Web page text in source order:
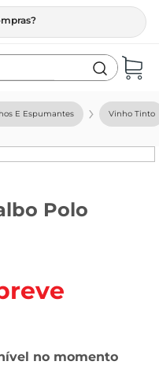
E Espumantes Vinho Tinto
Polo